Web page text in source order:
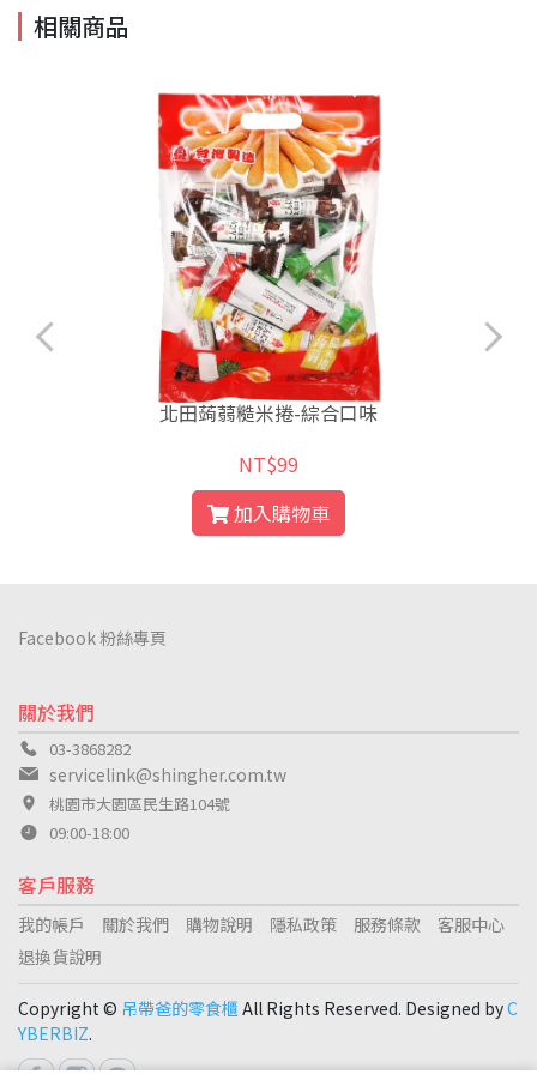
相關商品
北田蒟蒻糙米捲-綜合口味
NT$99
加入購物車
關於我們
03-3868282
servicelink@shingher.com.tw
桃園市大園區民生路104號
09:00-18:00
客戶服務
我的帳戶 關於我們 購物說明 隱私政策 服務條款
客服中心
退換貨說明
Facebook 粉絲專頁
Copyright © 吊帶爸的零食櫃 All Rights Reserved. Designed byC
YBERBIZ.